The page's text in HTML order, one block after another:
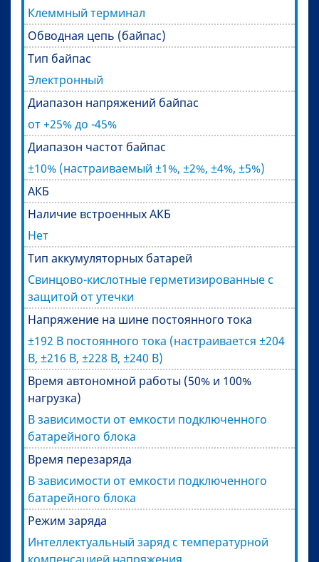
Клеммный терминал
Обводная цепь (байпас)
Тип байпас
Электронный
Диапазон напряжений байпас
от +25% до -45%
Диапазон частот байпас
±10% (настраиваемый ±1%, ±2%, ±4%, ±5%)
АКБ
Наличие встроенных АКБ
Нет
Тип аккумуляторных батарей
Свинцово-кислотные герметизированные с
защитой от утечки
Напряжение на шине постоянного тока
±192 В постоянного тока (настраивается ±204
В, ±216 В, ±228 В, ±240 В)
Время автономной работы (50% и 100%
нагрузка)
В зависимости от емкости подключенного
батарейного блока
Время перезаряда
В зависимости от емкости подключенного
батарейного блока
Режим заряда
Интеллектуальный заряд с температурной